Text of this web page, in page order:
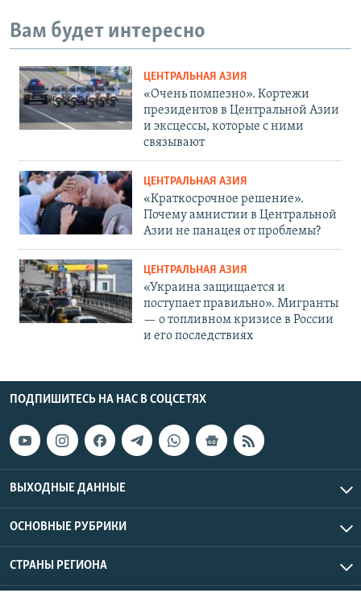
Вам будет интересно
ЦЕНТРАЛЬНАЯ АЗИЯ
«Очень помпезно». Кортежи
президентов в Центральной Азии
и эксцессы, которые с ними
связывают
ЦЕНТРАЛЬНАЯ АЗИЯ
«Краткосрочное решение».
Почему амнистии в Центральной
Азии не панацея от проблемы?
ЦЕНТРАЛЬНАЯ АЗИЯ
«Украина защищается и
поступает правильно». Мигранты
— о топливном кризисе в России
и его последствиях
ПОДПИШИТЕСЬ НА НАС В СОЦСЕТЯХ
ВЫХОДНЫЕ ДАННЫЕ
ОСНОВНЫЕ РУБРИКИ
СТРАНЫ РЕГИОНА